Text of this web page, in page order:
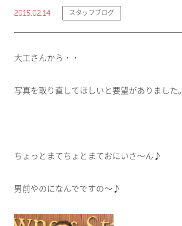
2015.02.14 スタッフブログ
大工さんから・・
写真を取り直してほしいと要望がありました。
ちょっとまてちょとまておにいさ～ん♪
男前やのになんでですの～♪